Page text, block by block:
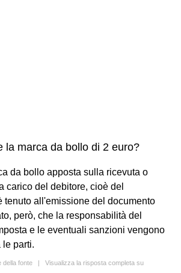
la marca da bollo di 2 euro?
da bollo apposta sulla ricevuta o
carico del debitore, cioè del
tenuto all'emissione del documento
però, che la responsabilità del
e le eventuali sanzioni vengono
le parti.
della fonte | Visualizza la risposta completa su